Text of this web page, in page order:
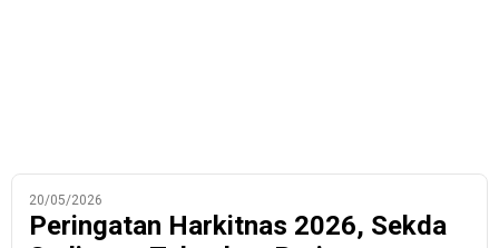
20/05/2026
Peringatan Harkitnas 2026, Sekda